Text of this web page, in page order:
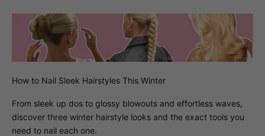
How to Nail Sleek Hairstyles This Winter
From sleek up dos to glossy blowouts and effortless waves,
discover three winter hairstyle looks and the exact tools you
need to nail each one.